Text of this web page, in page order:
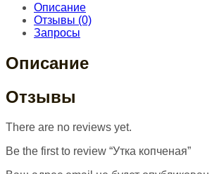
Описание
Отзывы (0)
Запросы
Описание
Отзывы
There are no reviews yet.
Be the first to review “Утка копченая”